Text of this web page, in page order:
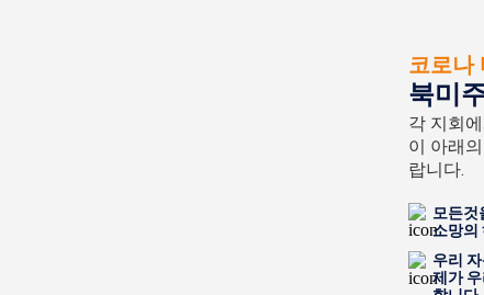
코로나
북미
각 지회
이 아래
랍니다.
모든것
소망의
우리
제가